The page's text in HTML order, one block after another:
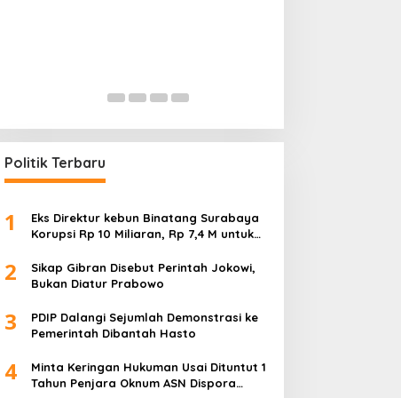
Politik Terbaru
1
Eks Direktur kebun Binatang Surabaya
Korupsi Rp 10 Miliaran, Rp 7,4 M untuk
Bersalah
2
Sikap Gibran Disebut Perintah Jokowi,
Bukan Diatur Prabowo
3
PDIP Dalangi Sejumlah Demonstrasi ke
Pemerintah Dibantah Hasto
4
Minta Keringan Hukuman Usai Dituntut 1
Tahun Penjara Oknum ASN Dispora